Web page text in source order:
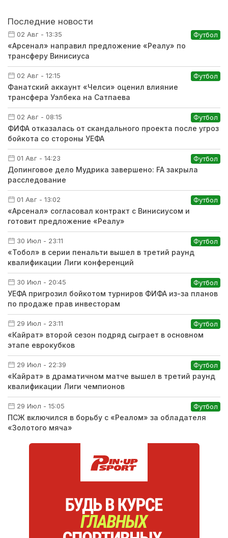
Последние новости
02 Авг - 13:35 Футбол
«Арсенал» направил предложение «Реалу» по
трансферу Винисиуса
02 Авг - 12:15 Футбол
Фанатский аккаунт «Челси» оценил влияние
трансфера Уэлбека на Сатпаева
02 Авг - 08:15 Футбол
ФИФА отказалась от скандального проекта после угроз
бойкота со стороны УЕФА
01 Авг - 14:23 Футбол
Допинговое дело Мудрика завершено: FA закрыла
расследование
01 Авг - 13:02 Футбол
«Арсенал» согласовал контракт с Винисиусом и
готовит предложение «Реалу»
30 Июл - 23:11 Футбол
«Тобол» в серии пенальти вышел в третий раунд
квалификации Лиги конференций
30 Июл - 20:45 Футбол
УЕФА пригрозил бойкотом турниров ФИФА из-за планов
по продаже прав инвесторам
29 Июл - 23:11 Футбол
«Кайрат» второй сезон подряд сыграет в основном
этапе еврокубков
29 Июл - 22:39 Футбол
«Кайрат» в драматичном матче вышел в третий раунд
квалификации Лиги чемпионов
29 Июл - 15:05 Футбол
ПСЖ включился в борьбу с «Реалом» за обладателя
«Золотого мяча»